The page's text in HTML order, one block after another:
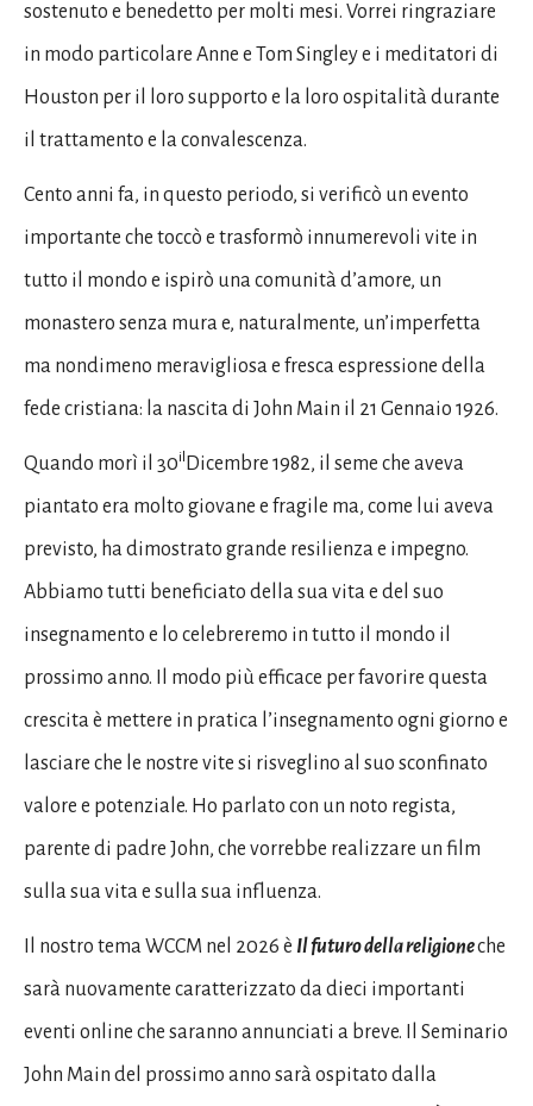
sostenuto e benedetto per molti mesi. Vorrei ringraziare
in modo particolare Anne e Tom Singley e i meditatori di
Houston per il loro supporto e la loro ospitalità durante
il trattamento e la convalescenza.
Cento anni fa, in questo periodo, si verificò un evento
importante che toccò e trasformò innumerevoli vite in
tutto il mondo e ispirò una comunità d’amore, un
monastero senza mura e, naturalmente, un’imperfetta
ma nondimeno meravigliosa e fresca espressione della
fede cristiana: la nascita di John Main il 21 Gennaio 1926.
Quando morì il 30il Dicembre 1982, il seme che aveva
piantato era molto giovane e fragile ma, come lui aveva
previsto, ha dimostrato grande resilienza e impegno.
Abbiamo tutti beneficiato della sua vita e del suo
insegnamento e lo celebreremo in tutto il mondo il
prossimo anno. Il modo più efficace per favorire questa
crescita è mettere in pratica l’insegnamento ogni giorno e
lasciare che le nostre vite si risveglino al suo sconfinato
valore e potenziale. Ho parlato con un noto regista,
parente di padre John, che vorrebbe realizzare un film
sulla sua vita e sulla sua influenza.
Il nostro tema WCCM nel 2026 è Il futuro della religioneche
sarà nuovamente caratterizzato da dieci importanti
eventi online che saranno annunciati a breve. Il Seminario
John Main del prossimo anno sarà ospitato dalla